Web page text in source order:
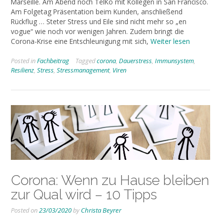
Am Folgetag Präsentation beim Kunden, anschließend
Rückflug … Steter Stress und Eile sind nicht mehr so „en
vogue“ wie noch vor wenigen Jahren. Zudem bringt die
Corona-Krise eine Entschleunigung mit sich, Weiter lesen
Posted inFachbeitrag Taggedcorona, Dauerstress, Immunsystem,
Resilienz, Stress, Stressmanagement, Viren
Corona: Wenn zu Hause bleiben
zur Qual wird – 10 Tipps
Posted on23/03/2020by Christa Beyrer